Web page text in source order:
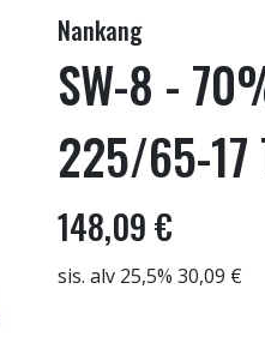
Nankang
SW-8 -
225/65-17
148,09 €
sis. alv 25,5% 30,09 €